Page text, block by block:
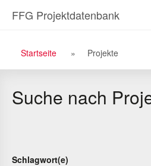
den
InhaltFFG Projektdatenbank
Breadcrumb
Navigation
Startseite Projekte
Suche nach
Schlagwort(e)